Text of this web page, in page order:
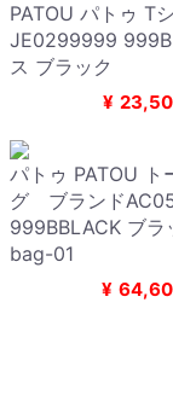
PATOU パトゥ T
JE0299999 999B
ス ブラック
¥
パトゥ PATOU ト
グ ブランド
999BBLACK ブ
bag-01
¥